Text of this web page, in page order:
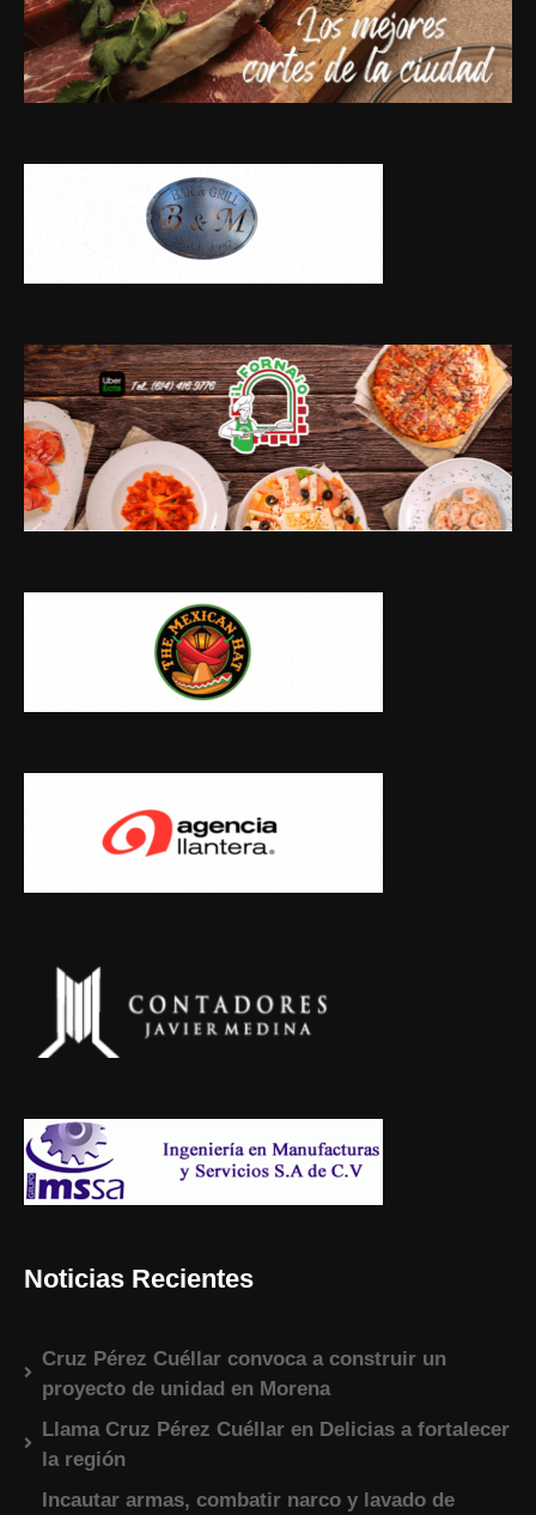
Noticias Recientes
Cruz Pérez Cuéllar convoca a construir un
proyecto de unidad en Morena
Llama Cruz Pérez Cuéllar en Delicias a fortalecer
la región
Incautar armas, combatir narco y lavado de